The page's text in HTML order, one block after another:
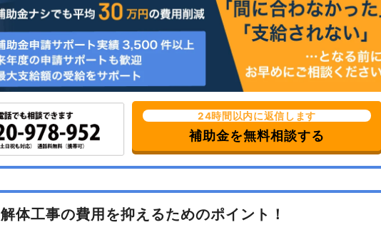
24時間以内に返信します
補助金を無料相談する
解体工事の費用を抑えるためのポイント！